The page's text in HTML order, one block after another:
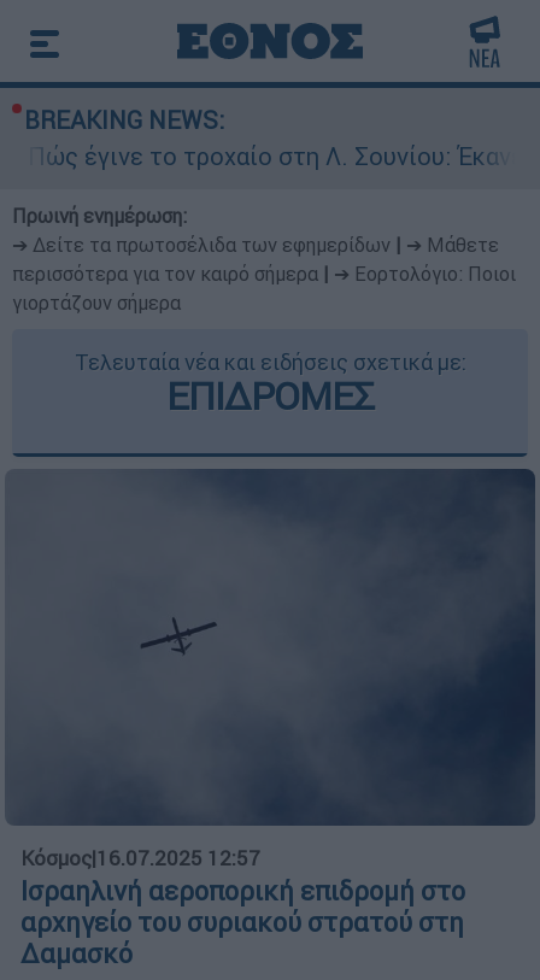
BREAKING NEWS:
το τροχαίο στη Λ. Σουνίου: Έκανε αναστροφή
Πρωινή ενημέρωση:
➔ Δείτε τα πρωτοσέλιδα των εφημερίδων
➔ Μάθετε
περισσότερα για τον καιρό σήμερα
➔ Εορτολόγιο: Ποιοι
γιορτάζουν σήμερα
Τελευταία νέα και ειδήσεις σχετικά με:
ΕΠΙΔΡΟΜΕΣ
Κόσμος|16.07.2025 12:57
Ισραηλινή αεροπορική επιδρομή στο
αρχηγείο του συριακού στρατού στη
Δαμασκό